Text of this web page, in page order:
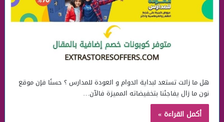
هل ما زالت تستعد لبداية الدوام و العودة للمدارس ؟ حسنًا فإن موقع
نون ما زال يفاجئنا بتخفيضاته المميزة فالآن…
أكمل القراءة »